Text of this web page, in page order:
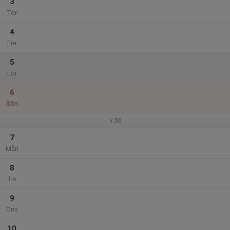
Tor
4
Fre
5
Lör
6
Sön
v.50
7
Mån
8
Tis
9
Ons